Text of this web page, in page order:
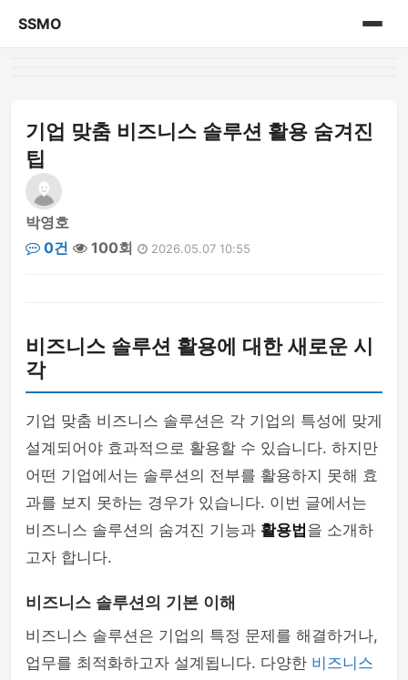
SSMO
기업 맞춤 비즈니스 솔루션 활용 숨겨진
팁
박영호
0건
100회 2026.05.07 10:55
비즈니스 솔루션 활용에 대한 새로운 시
각
기업 맞춤 비즈니스 솔루션은 각 기업의 특성에 맞게
설계되어야 효과적으로 활용할 수 있습니다. 하지만
어떤 기업에서는 솔루션의 전부를 활용하지 못해 효
과를 보지 못하는 경우가 있습니다. 이번 글에서는
비즈니스 솔루션의 숨겨진 기능과 활용법 을 소개하
고자 합니다.
비즈니스 솔루션의 기본 이해
비즈니스 솔루션은 기업의 특정 문제를 해결하거나,
업무를 최적화하고자 설계됩니다. 다양한 비즈니스